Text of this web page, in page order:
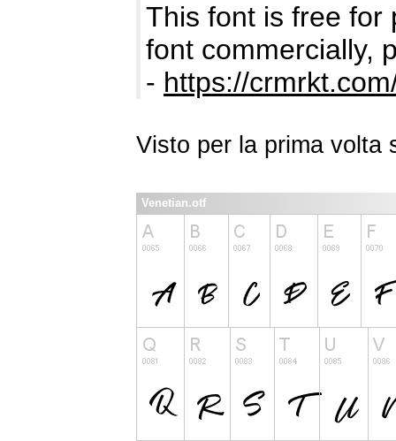
This font is free for
font commercially,
- https://
Visto per la prima volta
Venetian.otf